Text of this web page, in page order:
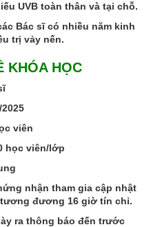
UVB toàn thân và tại chỗ.
Bác sĩ có nhiều năm kinh
trị vảy nến.
KHÓA HỌC
viên
học viên/lớp
nhận tham gia cập nhật
đương 16 giờ tín chỉ.
ra thông báo đến trước